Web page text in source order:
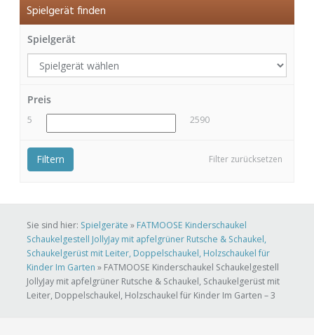
Spielgerät finden
Spielgerät
Preis
5 2590
Filter zurücksetzen
Filtern
Sie sind hier: Spielgeräte » FATMOOSE Kinderschaukel
Schaukelgestell JollyJay mit apfelgrüner Rutsche & Schaukel,
Schaukelgerüst mit Leiter, Doppelschaukel, Holzschaukel für
Kinder Im Garten » FATMOOSE Kinderschaukel Schaukelgestell
JollyJay mit apfelgrüner Rutsche & Schaukel, Schaukelgerüst mit
Leiter, Doppelschaukel, Holzschaukel für Kinder Im Garten – 3